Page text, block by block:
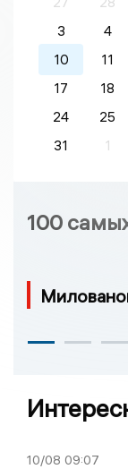
3
4
10
11
17
18
24
25
31
1
100
10/08 09:07